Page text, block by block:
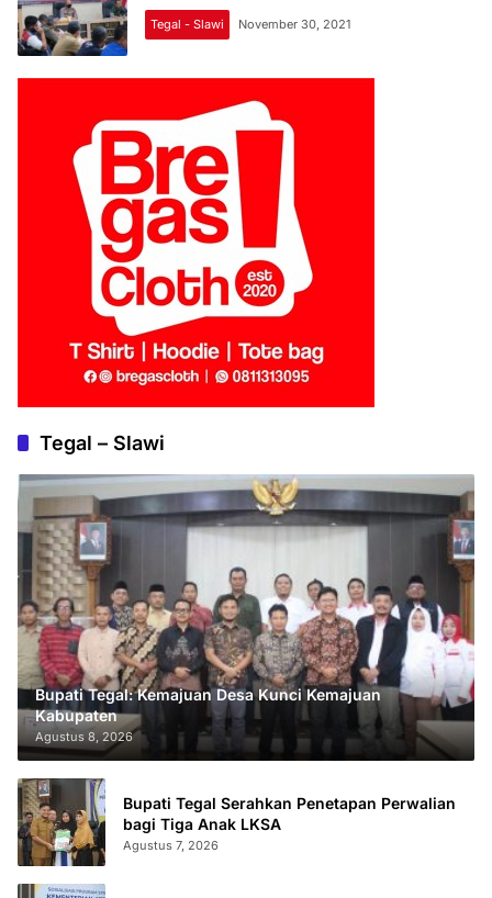
Tegal - Slawi November 30, 2021
Tegal – Slawi
Bupati Tegal: Kemajuan Desa Kunci Kemajuan
Kabupaten
Agustus 8, 2026
Bupati Tegal Serahkan Penetapan Perwalian
bagi Tiga Anak LKSA
Agustus 7, 2026